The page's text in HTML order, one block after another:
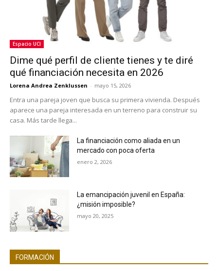
Espacio UCI
Dime qué perfil de cliente tienes y te diré
qué financiación necesita en 2026
Lorena Andrea Zenklussen - mayo 15, 2026
Entra una pareja joven que busca su primera vivienda. Después
aparece una pareja interesada en un terreno para construir su
casa. Más tarde llega...
La financiación como aliada en un
mercado con poca oferta
enero 2, 2026
La emancipación juvenil en España:
¿misión imposible?
mayo 20, 2025
FORMACIÓN